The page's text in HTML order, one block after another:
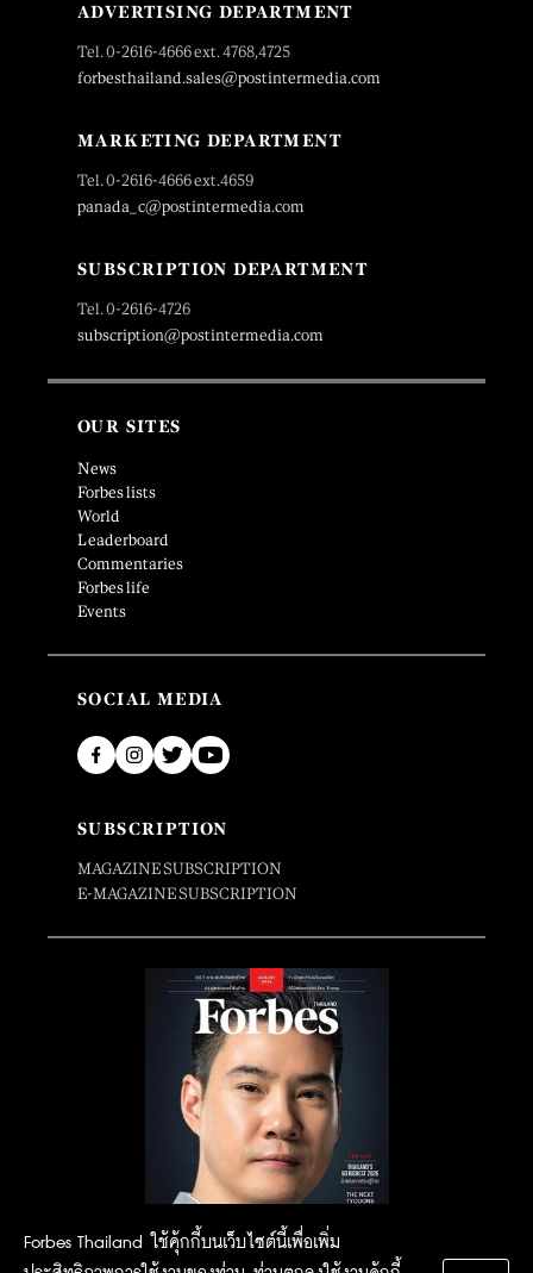
Forbes Thailand ใช้คุ้กกี้บนเว็บไซต์นี้เพื่อเพิ่ม
ADVERTISING DEPARTMENT
Tel. 0-2616-4666 ext. 4768,4725
forbesthailand.sales@postintermedia.com
MARKETING DEPARTMENT
Tel. 0-2616-4666 ext.4659
panada_c@postintermedia.com
SUBSCRIPTION DEPARTMENT
Tel. 0-2616-4726
subscription@postintermedia.com
OUR SITES
News
Forbes lists
World
Leaderboard
Commentaries
Forbes life
Events
SOCIAL MEDIA
SUBSCRIPTION
MAGAZINE SUBSCRIPTION
E-MAGAZINE SUBSCRIPTION